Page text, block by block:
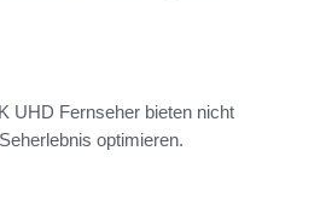
UHD Fernseher bieten nicht
optimieren.